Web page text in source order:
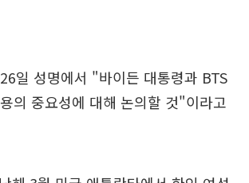
일 성명에서 "바이든 대통령과 BTS
의 중요성에 대해 논의할 것"이라고